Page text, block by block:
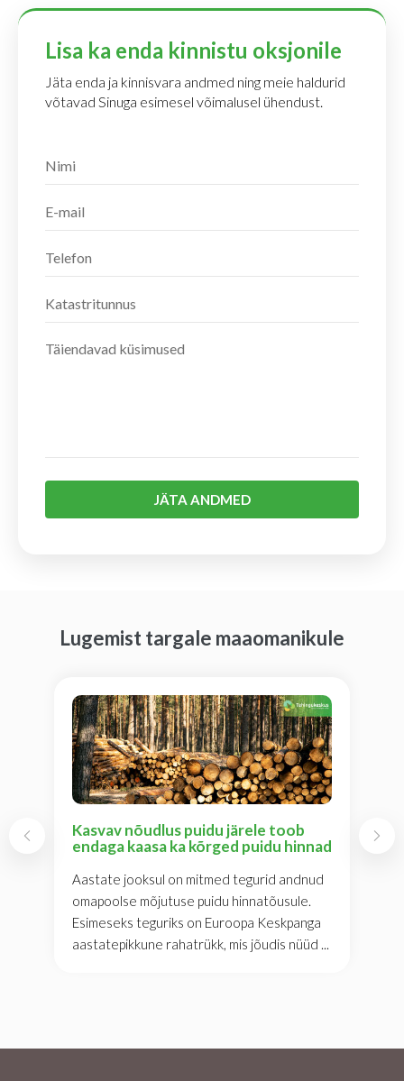
Lisa ka enda kinnistu oksjonile
Jäta enda ja kinnisvara andmed ning meie haldurid
võtavad Sinuga esimesel võimalusel ühendust.
JÄTA ANDMED
Lugemist targale maaomanikule
Kasvav nõudlus puidu järele toob
endaga kaasa ka kõrged puidu hinnad
Aastate jooksul on mitmed tegurid andnud
omapoolse mõjutuse puidu hinnatõusule.
Esimeseks teguriks on Euroopa Keskpanga
aastatepikkune rahatrükk, mis jõudis nüüd ...